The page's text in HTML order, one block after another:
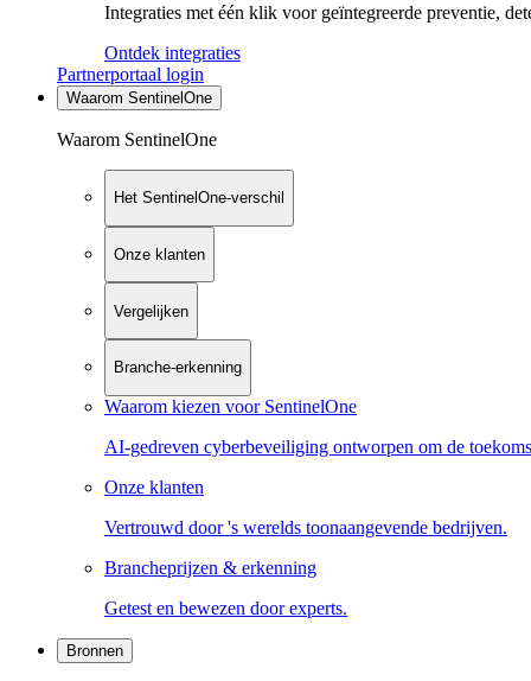
Integraties met één klik voor geïntegreerde preventie,
Ontdek integraties
Partnerportaal login
Waarom SentinelOne
Waarom SentinelOne
Het SentinelOne-verschil
Onze klanten
Vergelijken
Branche-erkenning
Waarom kiezen voor SentinelOne
AI-gedreven cyberbeveiliging ontworpen om de
Onze klanten
Vertrouwd door 's werelds toonaangevende bedrijven.
Brancheprijzen & erkenning
Getest en bewezen door experts.
Bronnen